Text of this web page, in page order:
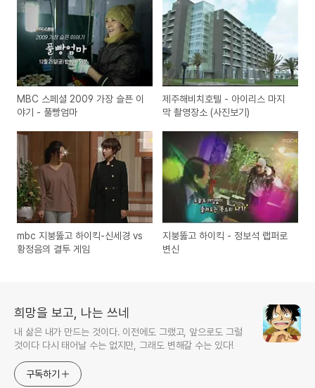
MBC 스페셜 2009 가장 슬픈 이
야기 - 풀빵엄마
제주해비치호텔 - 아이리스 마지
막 촬영장소 (사진보기)
mbc 지붕뚫고 하이킥-신세경 vs
황정음의 결투 게임
지붕뚫고 하이킥 - 정보석 랩퍼로
변신
희망을 보고, 나는 쓰네
내 삶은 내가 만드는 것이다. 이전에도 그랬고, 앞으로도 그럴
것이다 다시 태어날 수는 없지만, 그래도 변해갈 수는 있다!
구독하기